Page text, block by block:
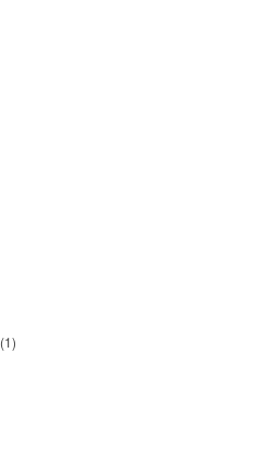
(1)